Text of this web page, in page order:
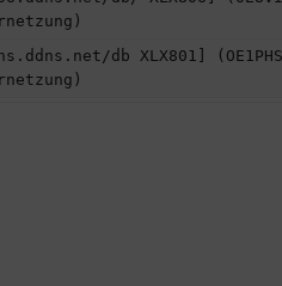
db XLX801]